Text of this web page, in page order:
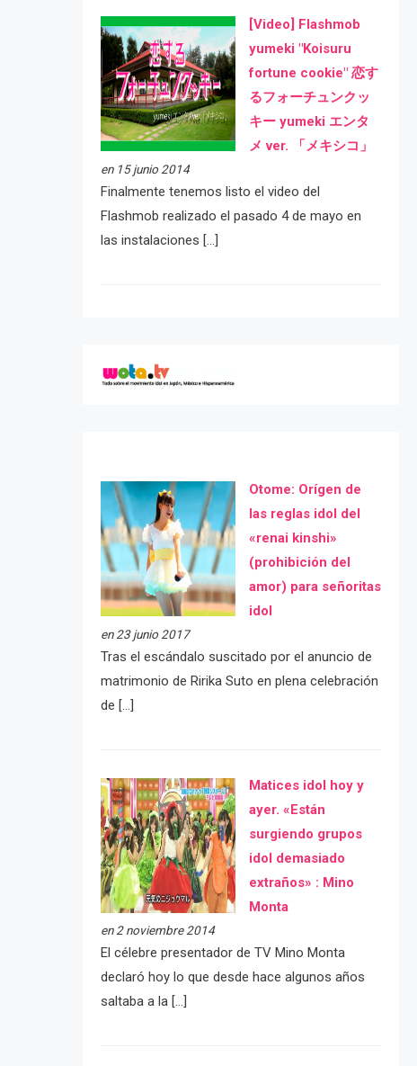
[Video] Flashmob
yumeki "Koisuru
fortune cookie" 恋す
るフォーチュンクッ
キー yumeki エンタ
メ ver. 「メキシコ」
en 15 junio 2014
Finalmente tenemos listo el video del
Flashmob realizado el pasado 4 de mayo en
las instalaciones […]
Otome: Orígen de
las reglas idol del
«renai kinshi»
(prohibición del
amor) para señoritas
idol
en 23 junio 2017
Tras el escándalo suscitado por el anuncio de
matrimonio de Ririka Suto en plena celebración
de […]
Matices idol hoy y
ayer. «Están
surgiendo grupos
idol demasiado
extraños» : Mino
Monta
en 2 noviembre 2014
El célebre presentador de TV Mino Monta
declaró hoy lo que desde hace algunos años
saltaba a la […]